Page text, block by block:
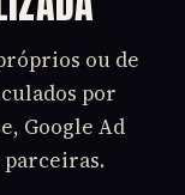
ou de
por
Google Ad